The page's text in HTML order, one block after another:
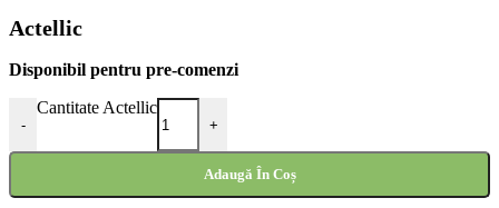
Actellic
Disponibil pentru pre-comenzi
-
Cantitate Actellic
+
Adaugă În Coș